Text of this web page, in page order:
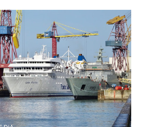
o qual os exploradores de sal
água que transportavam desde o mar. A
a diversos povoados castrejos, como
o Castro da Corôa, ambos na freguesia
os numerosos habitats da Idade do
freguesia de Afife, permitem-nos
estas salinas e as comunidades que as